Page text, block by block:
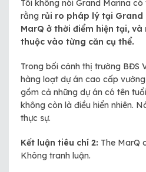
Tôi không nói Grand Marina
rằng rủi ro pháp lý tại Grand
MarQ ở thời điểm hiện tại,
thuộc vào từng căn cụ thể.
Trong bối cảnh thị trường BĐS
hàng loạt dự án cao cấp
gồm cả những dự án có tên
không còn là điều hiển nhiên.
thực sự.
Kết luận tiêu chí 2: The MarQ
Không tranh luận.